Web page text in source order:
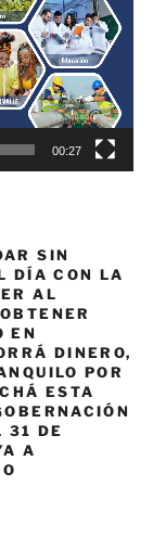
00:27
SIN
DÍA CON LA
AL
EN
DINERO,
POR
ESTA
31 DE
A